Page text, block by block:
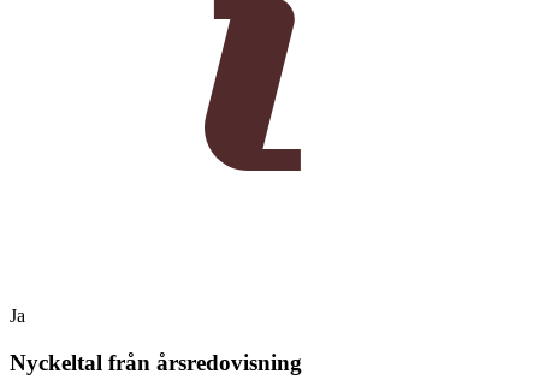
Ja
Nyckeltal från årsredovisning